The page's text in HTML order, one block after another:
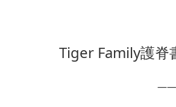
Tiger Family護脊